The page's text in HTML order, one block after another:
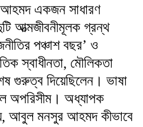
একজন সাধারণ
আত্মজীবনীমূলক গ্রন্থ
পঞ্চাশ বছর’ ও
স্বাধীনতা, মৌলিকতা
গুরুত্ব দিয়েছিলেন। ভাষা
অপরিসীম। অধ্যাপক
আবুল মনসুর আহমদ কীভাবে